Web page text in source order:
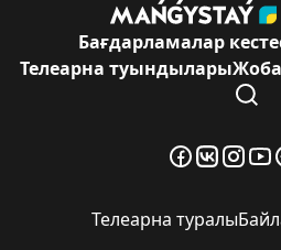
Бағдарламалар
Телеарна туындылары
Телеарна туралы